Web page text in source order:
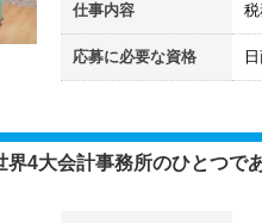
仕事内容
応募に必要な資格
界4大会計事務所のひとつ